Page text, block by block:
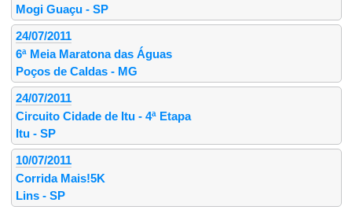
Mogi Guaçu - SP
24/07/2011
6ª Meia Maratona das Águas
Poços de Caldas - MG
24/07/2011
Circuito Cidade de Itu - 4ª Etapa
Itu - SP
10/07/2011
Corrida Mais!5K
Lins - SP